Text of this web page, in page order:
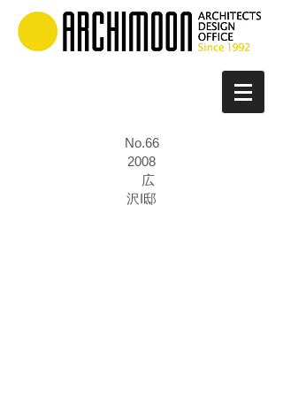
No.66
2008
広
沢I邸